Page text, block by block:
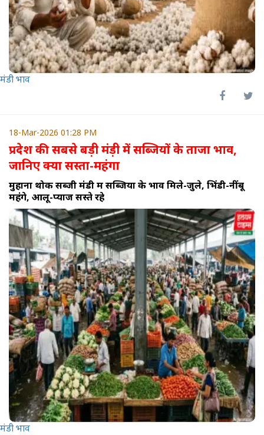
मंडी भाव
18-Mar-2026 01:28 PM
प्रदेश की सबसे बड़ी मंड़ी में सब्जियों के ताजा भाव,
जानिए क्या सस्ता-महंगा
मुहाना थोक सब्जी मंडी में सब्जियों के भाव मिले-जुले, भिंडी-नींबू
महंगे, आलू-प्याज सस्ते रहे
मंडी भाव